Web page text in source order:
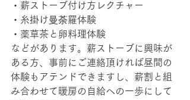
・薪ストーブ付け方レクチャー
・糸掛け曼荼羅体験
・薬草茶と卵料理体験
などがあります。薪ストーブに興味が
ある方、事前にご連絡頂ければ昼間の
体験もアテンドできますし、薪割と組
み合わせて暖房の自給への一歩にして